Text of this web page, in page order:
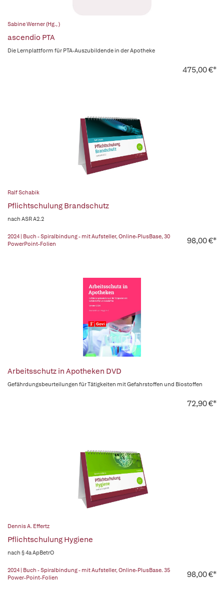
Sabine Werner (Hg., )
ascendio PTA
Die Lernplattform für PTA-Auszubildende in der Apotheke
475,00 €*
Ralf Schabik
Pflichtschulung Brandschutz
nach ASR A2.2
2024 | Buch - Spiralbindung - mit Aufsteller, Online-PlusBase, 30
PowerPoint-Folien
98,00 €*
Arbeitsschutz in Apotheken DVD
Gefährdungsbeurteilungen für Tätigkeiten mit Gefahrstoffen und Biostoffen
72,90 €*
Dennis A. Effertz
Pflichtschulung Hygiene
nach § 4a ApBetrO
2024 | Buch - Spiralbindung - mit Aufsteller, Online-PlusBase. 35
Power-Point-Folien
98,00 €*